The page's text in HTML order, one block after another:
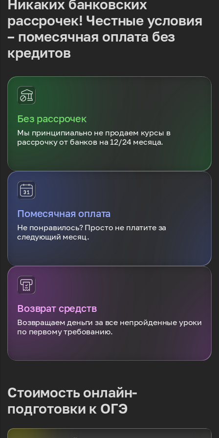
Никаких банковских
рассрочек! Честные условия
– помесячная оплата без
кредитов
Без рассрочек
Мы принципиально не продаем курсы в
рассрочку от банков на 12/24 месяца.
Помесячная оплата
Не понравилось? Просто не платите за
следующий месяц.
Возврат средств
Возвращаем деньги за все непройденные уроки
по первому требованию.
Стоимость онлайн-
подготовки к ОГЭ